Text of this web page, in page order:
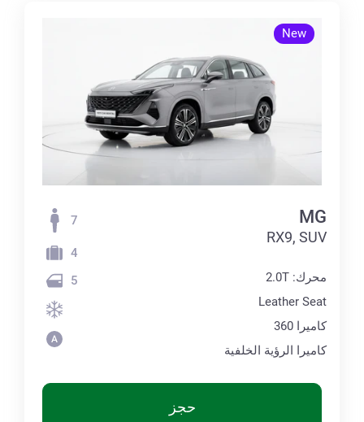
New
MG
RX9, SUV
محرك: 2.0T
Leather Seat
كاميرا 360
كاميرا الرؤية الخلفية
7
4
5
حجز